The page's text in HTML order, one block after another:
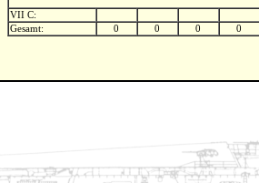
VII C:
Gesamt:
0 0 0 0